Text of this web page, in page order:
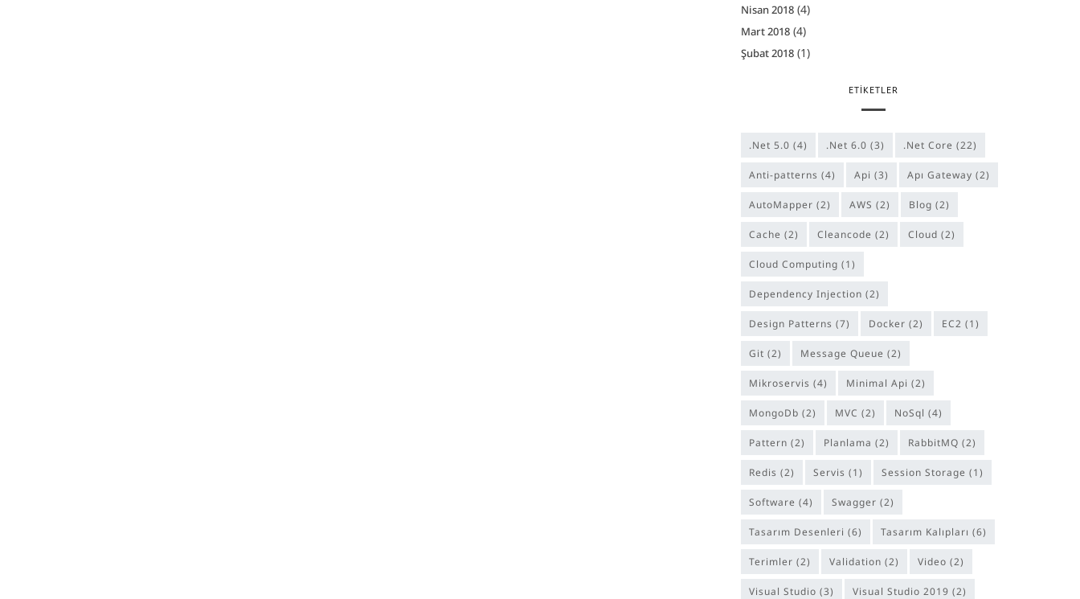
Nisan 2018 (4)
Mart 2018 (4)
Şubat 2018 (1)
ETIKETLER
.Net 5.0 (4) .Net 6.0 (3) .Net Core (22)
anti-patterns (4) Api (3) Apı Gateway (2)
AutoMapper (2) AWS (2) Blog (2)
Cache (2) cleancode (2) Cloud (2)
Cloud Computing (1)
Dependency Injection (2)
Design Patterns (7) Docker (2) EC2 (1)
Git (2) Message Queue (2)
Mikroservis (4) Minimal Api (2)
MongoDb (2) MVC (2) NoSql (4)
Pattern (2) Planlama (2) RabbitMQ (2)
Redis (2) Servis (1) Session Storage (1)
software (4) Swagger (2)
Tasarım Desenleri (6) Tasarım Kalıpları (6)
Terimler (2) Validation (2) Video (2)
Visual Studio (3) Visual Studio 2019 (2)